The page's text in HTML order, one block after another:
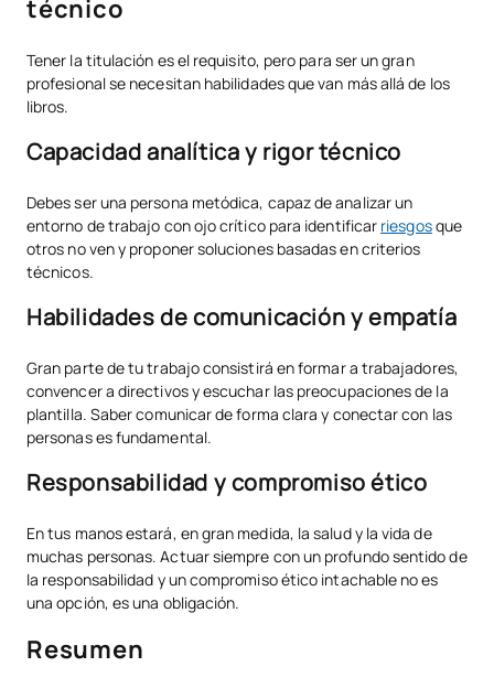
técnico
Tener la titulación es el requisito, pero para ser un gran
profesional se necesitan habilidades que van más allá de los
libros.
Capacidad analítica y rigor técnico
Debes ser una persona metódica, capaz de analizar un
entorno de trabajo con ojo crítico para identificar riesgosque
otros no ven y proponer soluciones basadas en criterios
técnicos.
Habilidades de comunicación y empatía
Gran parte de tu trabajo consistirá en formar a trabajadores,
convencer a directivos y escuchar las preocupaciones de la
plantilla. Saber comunicar de forma clara y conectar con las
personas es fundamental.
Responsabilidad y compromiso ético
En tus manos estará, en gran medida, la salud y la vida de
muchas personas. Actuar siempre con un profundo sentido de
la responsabilidad y un compromiso ético intachable no es
una opción, es una obligación.
Resumen